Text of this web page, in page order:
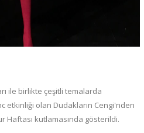
ile birlikte çeşitli temalarda
etkinliği olan Dudakların Cengi'nden
kutlamasında gösterildi.